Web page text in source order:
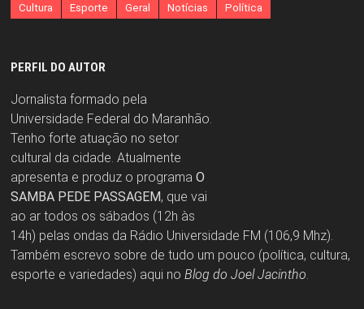
Cultura Esporte Geral Notícias Política
PERFIL DO AUTOR
Jornalista formado pela
Universidade Federal do Maranhão.
Tenho forte atuação no setor
cultural da cidade. Atualmente
apresenta e produz o programa O
SAMBA PEDE PASSAGEM, que vai
ao ar todos os sábados (12h às
14h) pelas ondas da Rádio Universidade FM (106,9 Mhz).
Também escrevo sobre de tudo um pouco (política, cultura,
esporte e variedades) aqui no Blog do Joel Jacintho.